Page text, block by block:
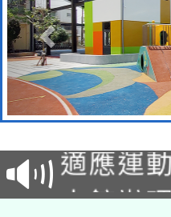
本校
招甄選
招)
適應運
本館辦